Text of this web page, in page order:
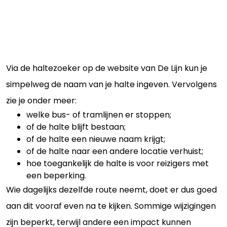
Via de haltezoeker op de website van De Lijn kun je
simpelweg de naam van je halte ingeven. Vervolgens
zie je onder meer:
welke bus- of tramlijnen er stoppen;
of de halte blijft bestaan;
of de halte een nieuwe naam krijgt;
of de halte naar een andere locatie verhuist;
hoe toegankelijk de halte is voor reizigers met
een beperking.
Wie dagelijks dezelfde route neemt, doet er dus goed
aan dit vooraf even na te kijken. Sommige wijzigingen
zijn beperkt, terwijl andere een impact kunnen